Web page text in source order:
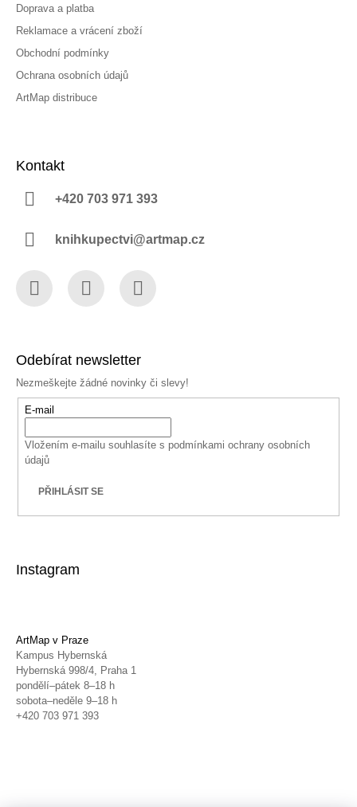
Doprava a platba
Reklamace a vrácení zboží
Obchodní podmínky
Ochrana osobních údajů
ArtMap distribuce
Kontakt
+420 703 971 393
knihkupectvi@artmap.cz
Odebírat newsletter
Nezmeškejte žádné novinky či slevy!
E-mail
Vložením e-mailu souhlasíte s podmínkami ochrany osobních
údajů
PŘIHLÁSIT SE
Instagram
ArtMap v Praze
Kampus Hybernská
Hybernská 998/4, Praha 1
pondělí–pátek 8–18 h
sobota–neděle 9–18 h
+420 703 971 393